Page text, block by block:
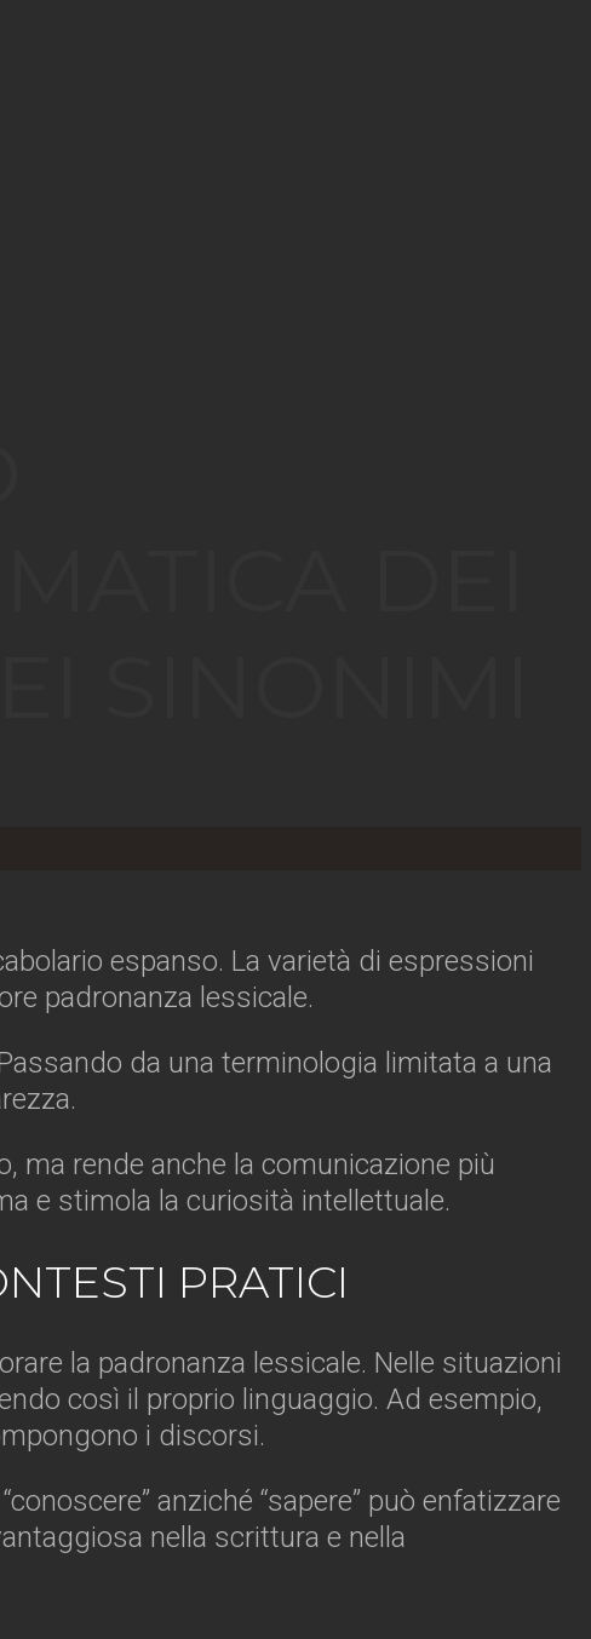
espanso. La varietà di espressioni
padronanza lessicale.
da una terminologia limitata a una
ma rende anche la comunicazione più
e stimola la curiosità intellettuale.
PRATICI
la padronanza lessicale. Nelle situazioni
così il proprio linguaggio. Ad esempio,
i discorsi.
anziché “sapere” può enfatizzare
nella scrittura e nella